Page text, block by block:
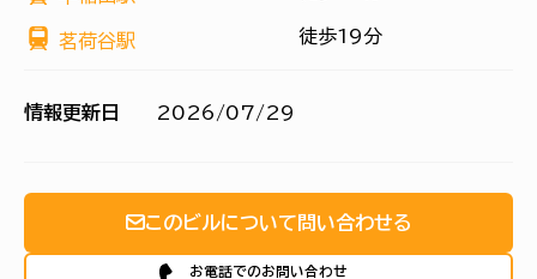
茗荷谷駅 徒歩19分
情報更新日 2026/07/29
このビルについて問い合わせる
お電話でのお問い合わせ